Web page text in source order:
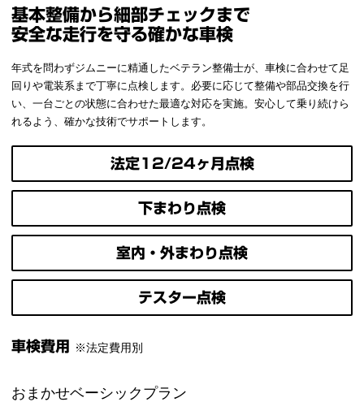
基本整備から細部チェックまで
安全な走行を守る確かな車検
年式を問わずジムニーに精通したベテラン整備士が、車検に合わせて足
回りや電装系まで丁寧に点検します。必要に応じて整備や部品交換を行
い、一台ごとの状態に合わせた最適な対応を実施。安心して乗り続けら
れるよう、確かな技術でサポートします。
法定12/24ヶ月点検
下まわり点検
室内・外まわり点検
テスター点検
車検費用 ※法定費用別
おまかせベーシックプラン